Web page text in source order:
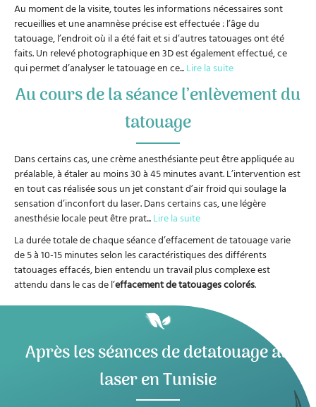
Au moment de la visite, toutes les informations nécessaires sont
recueillies et une anamnèse précise est effectuée : l’âge du
tatouage, l’endroit où il a été fait et si d’autres tatouages ont été
faits. Un relevé photographique en 3D est également effectué, ce
qui permet d’analyser le tatouage en ce...Lire la suite
Au cours de la séance l’enlèvement du
tatouage
Dans certains cas, une crème anesthésiante peut être appliquée au
préalable, à étaler au moins 30 à 45 minutes avant. L’intervention est
en tout cas réalisée sous un jet constant d’air froid qui soulage la
sensation d’inconfort du laser. Dans certains cas, une légère
anesthésie locale peut être prat...Lire la suite
La durée totale de chaque séance d’effacement de tatouage varie
de 5 à 10-15 minutes selon les caractéristiques des différents
tatouages effacés, bien entendu un travail plus complexe est
attendu dans le cas de l’effacement de tatouages colorés.
Après les séances de detatouage au
laser en Tunisie